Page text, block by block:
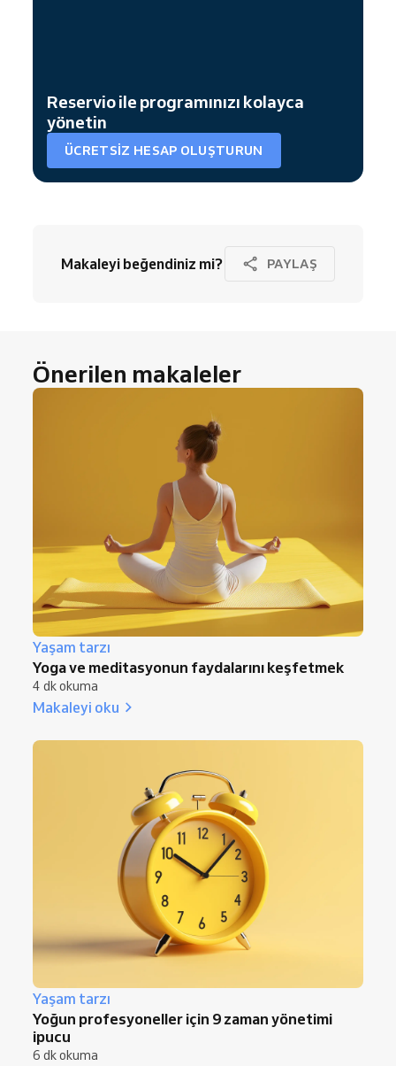
Reservio ile programınızı kolayca
yönetin
ÜCRETSIZ HESAP OLUŞTURUN
Makaleyi beğendiniz mi? PAYLAŞ
Önerilen makaleler
Yaşam tarzı
Yoga ve meditasyonun faydalarını keşfetmek
4 dk okuma
Makaleyi oku
Yaşam tarzı
Yoğun profesyoneller için 9 zaman yönetimi
ipucu
6 dk okuma